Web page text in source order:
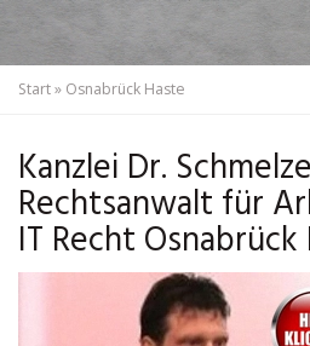
Start» Osnabrück Haste
Kanzlei Dr.
Rechtsanwalt für
IT Recht Osnabrück